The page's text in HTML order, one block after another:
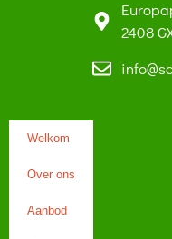
2408
Welkom
Over ons
Aanbod